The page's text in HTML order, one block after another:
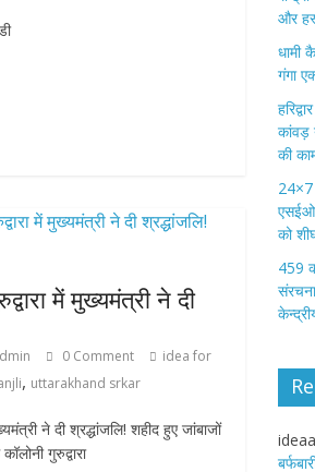
में मुख्यमंत्री ने दी
0 Comment
idea for
, uttarakhand srkar
ने दी श्रद्धांजलि! शहीद हुए जांबाजों
गुरुद्वारा
और
​धामी
गंगा
कांवड़
की
24×7
को
459